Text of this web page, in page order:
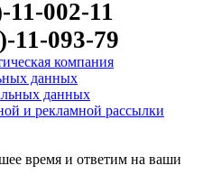
002-11
11-093-79
компания
данных
данных
и рекламной рассылки
время и ответим на ваши